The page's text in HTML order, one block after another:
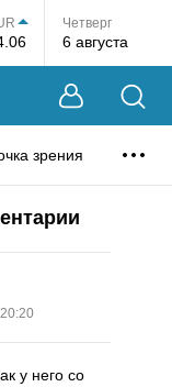
Четверг
6 августа
зрения
у него со